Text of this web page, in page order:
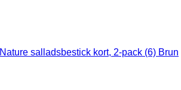
Nature salladsbestick kort, 2-pack (6) Brun